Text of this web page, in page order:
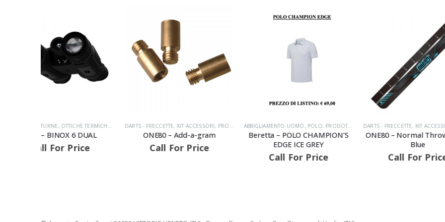
PRODOTTI
DARTS - FRECCETTE ,KIT ACCESSORI,PRODOTTI
ONE80 – Add-a-gram
Call For Price
ABBIGLIAMENTO UOMO,POLO PRODOTTI ,TEMPO LIBERO/TIRO
Beretta – POLO CHAMPION’S
EDGE ICE GREY
DARTS - FRECCETTE,KIT ACCESSORI,PRODOTTI
ONE80 – Normal Throw Line –
Call For Price
ACCESSORI PER
SPORT
SERIE
Call